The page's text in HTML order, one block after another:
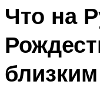
Что на
близким